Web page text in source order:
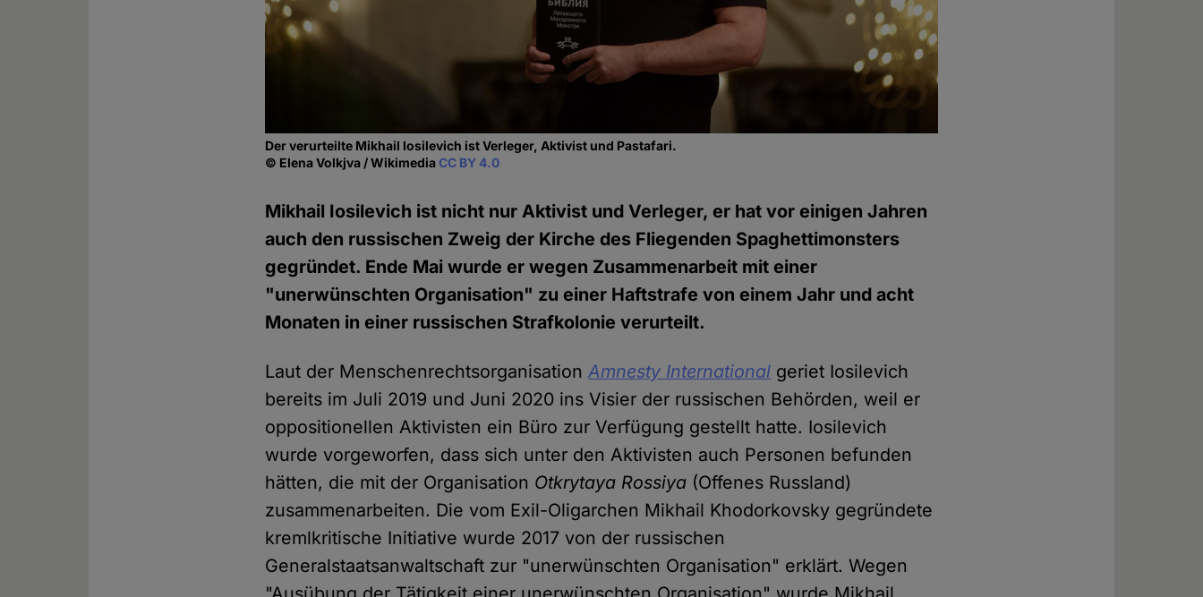
Der verurteilte Mikhail Iosilevich ist Verleger, Aktivist und Pastafari.
© Elena Volkjva / WikimediaCC BY 4.0
Mikhail Iosilevich ist nicht nur Aktivist und Verleger, er hat vor einigen Jahren
auch den russischen Zweig der Kirche des Fliegenden Spaghettimonsters
gegründet. Ende Mai wurde er wegen Zusammenarbeit mit einer
"unerwünschten Organisation" zu einer Haftstrafe von einem Jahr und acht
Monaten in einer russischen Strafkolonie verurteilt.
Laut der MenschenrechtsorganisationAmnesty International geriet Iosilevich
bereits im Juli 2019 und Juni 2020 ins Visier der russischen Behörden, weil er
oppositionellen Aktivisten ein Büro zur Verfügung gestellt hatte. Iosilevich
wurde vorgeworfen, dass sich unter den Aktivisten auch Personen befunden
hätten, die mit der Organisation Otkrytaya Rossiya (Offenes Russland)
zusammenarbeiten. Die vom Exil-Oligarchen Mikhail Khodorkovsky gegründete
kremlkritische Initiative wurde 2017 von der russischen
Generalstaatsanwaltschaft zur "unerwünschten Organisation" erklärt. Wegen